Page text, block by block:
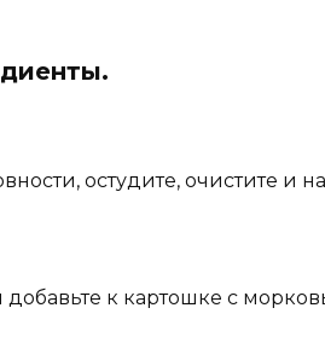
остудите, очистите и
к картошке с